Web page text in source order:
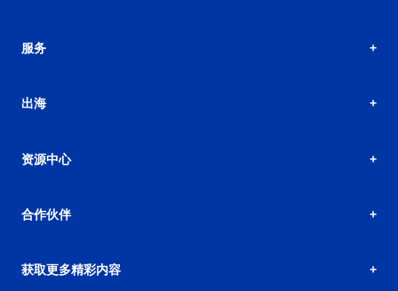
服务
出海
资源中心
合作伙伴
获取更多精彩内容